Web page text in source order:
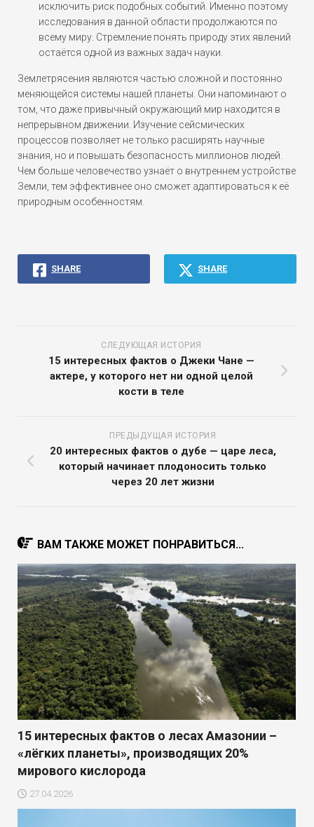
исключить риск подобных событий. Именно поэтому
исследования в данной области продолжаются по
всему миру. Стремление понять природу этих явлений
остаётся одной из важных задач науки.
Землетрясения являются частью сложной и постоянно
меняющейся системы нашей планеты. Они напоминают о
том, что даже привычный окружающий мир находится в
непрерывном движении. Изучение сейсмических
процессов позволяет не только расширять научные
знания, но и повышать безопасность миллионов людей.
Чем больше человечество узнаёт о внутреннем устройстве
Земли, тем эффективнее оно сможет адаптироваться к её
природным особенностям.
SHARE SHARE
СЛЕДУЮЩАЯ ИСТОРИЯ
15 интересных фактов о Джеки Чане —
актере, у которого нет ни одной целой
кости в теле
ПРЕДЫДУЩАЯ ИСТОРИЯ
20 интересных фактов о дубе — царе леса,
который начинает плодоносить только
через 20 лет жизни
ВАМ ТАКЖЕ МОЖЕТ ПОНРАВИТЬСЯ...
15 интересных фактов о лесах Амазонии –
«лёгких планеты», производящих 20%
мирового кислорода
27.04.2026